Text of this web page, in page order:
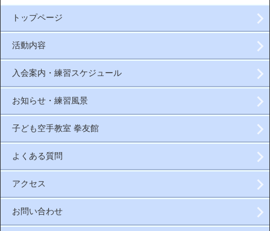
トップページ
活動内容
入会案内・練習スケジュール
お知らせ・練習風景
子ども空手教室 拳友館
よくある質問
アクセス
お問い合わせ